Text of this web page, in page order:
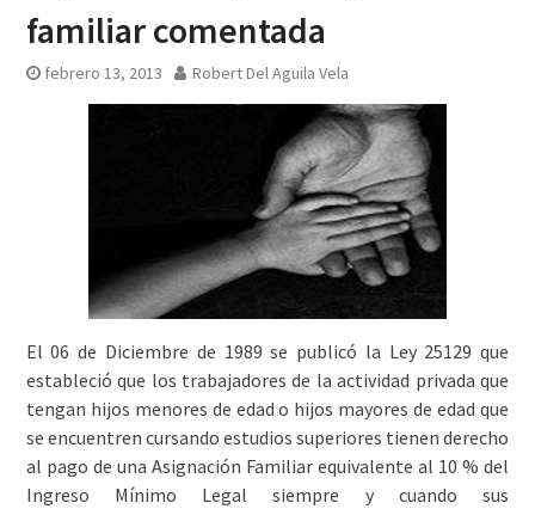
familiar comentada
febrero 13, 2013 Robert Del Aguila Vela
El 06 de Diciembre de 1989 se publicó la Ley 25129 que
estableció que los trabajadores de la actividad privada que
tengan hijos menores de edad o hijos mayores de edad que
se encuentren cursando estudios superiores tienen derecho
al pago de una Asignación Familiar equivalente al 10 % del
Ingreso Mínimo Legal siempre y cuando sus